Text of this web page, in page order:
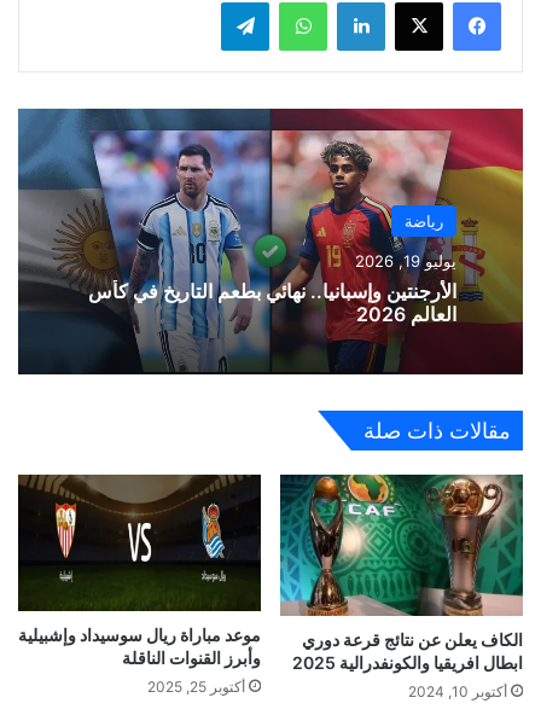
رياضة
يوليو 19, 2026
الأرجنتين وإسبانيا.. نهائي بطعم التاريخ في كأس
العالم 2026
مقالات ذات صلة
الكاف يعلن عن نتائج قرعة دوري
ابطال افريقيا والكونفدرالية 2025
أكتوبر 10, 2024
موعد مباراة ريال سوسيداد وإشبيلية
وأبرز القنوات الناقلة
أكتوبر 25, 2025